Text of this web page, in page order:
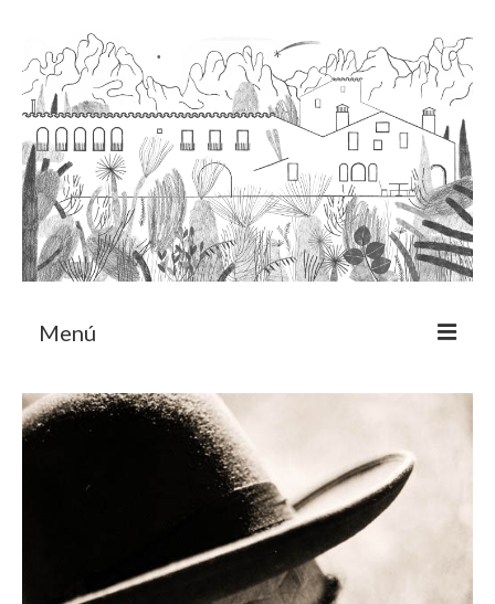
Menú
Acerca
Programa de residencia
CRUCERO